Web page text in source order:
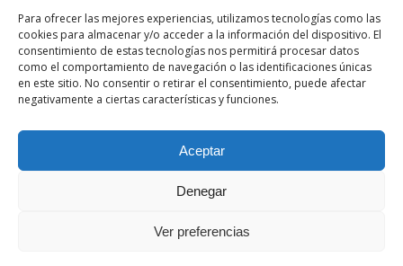
Para ofrecer las mejores experiencias, utilizamos tecnologías como las
cookies para almacenar y/o acceder a la información del dispositivo. El
consentimiento de estas tecnologías nos permitirá procesar datos
como el comportamiento de navegación o las identificaciones únicas
en este sitio. No consentir o retirar el consentimiento, puede afectar
negativamente a ciertas características y funciones.
Aceptar
Denegar
Ver preferencias
Podcast de Medicina · by casiMedicos
Radio casiMedicos
. Los contenidos pertenecen a sus
autores originales y se muestran mediante
Política de privacidad